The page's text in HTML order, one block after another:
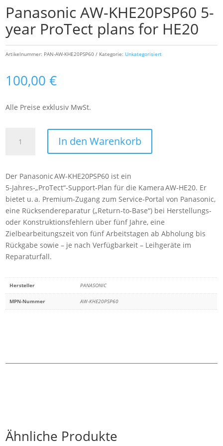
Panasonic AW-KHE20PSP60 5-
year ProTect plans for HE20
Artikelnummer: PAN-AW-KHE20PSP60 Kategorie: Unkategorisiert
100,00€
Alle Preise exklusiv MwSt.
year
ProTect
plans
for
HE20
Menge
In den Warenkorb
Der Panasonic AW‑KHE20PSP60 ist ein
5‑Jahres‑„ProTect“‑Support‑Plan für die Kamera AW‑HE20. Er
bietet u. a. Premium‑Zugang zum Service‑Portal von Panasonic,
eine Rücksendereparatur („Return‑to‑Base“) bei Herstellungs‑
oder Konstruktionsfehlern über fünf Jahre, eine
Zielbearbeitungszeit von fünf Arbeitstagen ab Abholung bis
Rückgabe sowie – je nach Verfügbarkeit – Leihgeräte im
Reparaturfall.
Hersteller PANASONIC
MPN-Nummer AW-KHE20PSP60
Ähnliche Produkte